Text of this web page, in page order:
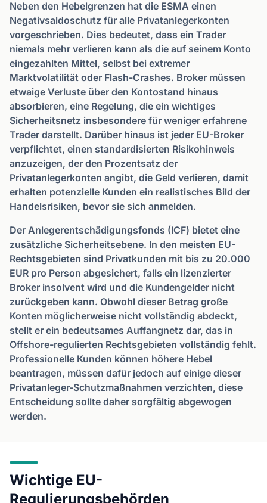
Neben den Hebelgrenzen hat die ESMA einen
Negativsaldoschutz für alle Privatanlegerkonten
vorgeschrieben. Dies bedeutet, dass ein Trader
niemals mehr verlieren kann als die auf seinem Konto
eingezahlten Mittel, selbst bei extremer
Marktvolatilität oder Flash-Crashes. Broker müssen
etwaige Verluste über den Kontostand hinaus
absorbieren, eine Regelung, die ein wichtiges
Sicherheitsnetz insbesondere für weniger erfahrene
Trader darstellt. Darüber hinaus ist jeder EU-Broker
verpflichtet, einen standardisierten Risikohinweis
anzuzeigen, der den Prozentsatz der
Privatanlegerkonten angibt, die Geld verlieren, damit
erhalten potenzielle Kunden ein realistisches Bild der
Handelsrisiken, bevor sie sich anmelden.
Der Anlegerentschädigungsfonds (ICF) bietet eine
zusätzliche Sicherheitsebene. In den meisten EU-
Rechtsgebieten sind Privatkunden mit bis zu 20.000
EUR pro Person abgesichert, falls ein lizenzierter
Broker insolvent wird und die Kundengelder nicht
zurückgeben kann. Obwohl dieser Betrag große
Konten möglicherweise nicht vollständig abdeckt,
stellt er ein bedeutsames Auffangnetz dar, das in
Offshore-regulierten Rechtsgebieten vollständig fehlt.
Professionelle Kunden können höhere Hebel
beantragen, müssen dafür jedoch auf einige dieser
Privatanleger-Schutzmaßnahmen verzichten, diese
Entscheidung sollte daher sorgfältig abgewogen
werden.
Wichtige EU-
Regulierungsbehörden